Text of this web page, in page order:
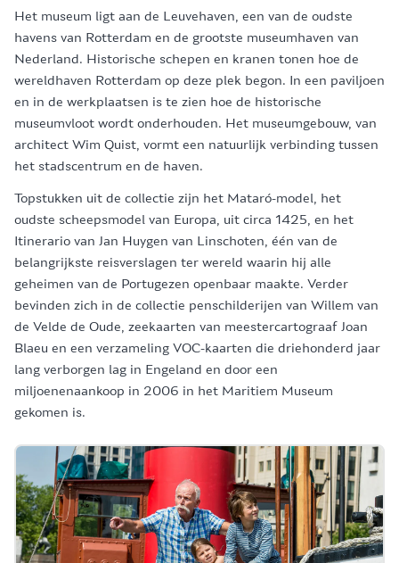
Het museum ligt aan de Leuvehaven, een van de oudste
havens van Rotterdam en de grootste museumhaven van
Nederland. Historische schepen en kranen tonen hoe de
wereldhaven Rotterdam op deze plek begon. In een paviljoen
en in de werkplaatsen is te zien hoe de historische
museumvloot wordt onderhouden. Het museumgebouw, van
architect Wim Quist, vormt een natuurlijk verbinding tussen
het stadscentrum en de haven.
Topstukken uit de collectie zijn het Mataró-model, het
oudste scheepsmodel van Europa, uit circa 1425, en het
Itinerario van Jan Huygen van Linschoten, één van de
belangrijkste reisverslagen ter wereld waarin hij alle
geheimen van de Portugezen openbaar maakte. Verder
bevinden zich in de collectie penschilderijen van Willem van
de Velde de Oude, zeekaarten van meestercartograaf Joan
Blaeu en een verzameling VOC-kaarten die driehonderd jaar
lang verborgen lag in Engeland en door een
miljoenenaankoop in 2006 in het Maritiem Museum
gekomen is.